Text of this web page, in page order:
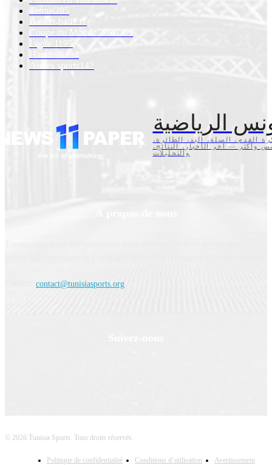
Tennis 285
Basket-ball
231
Coupe du Monde 2026
Ligue 1
195
154
Autres sports 142
الرياضية
القدم، السلة، اليد، الطائرة،
وأكثر — آخر الأخبار، النتائج،
والتحليلات
contact@tunisiasports.org
© 2026 Tunisia Sports. Tous droits réservés.
Politique de confidentialité Conditions d’utilisation
Avertissement